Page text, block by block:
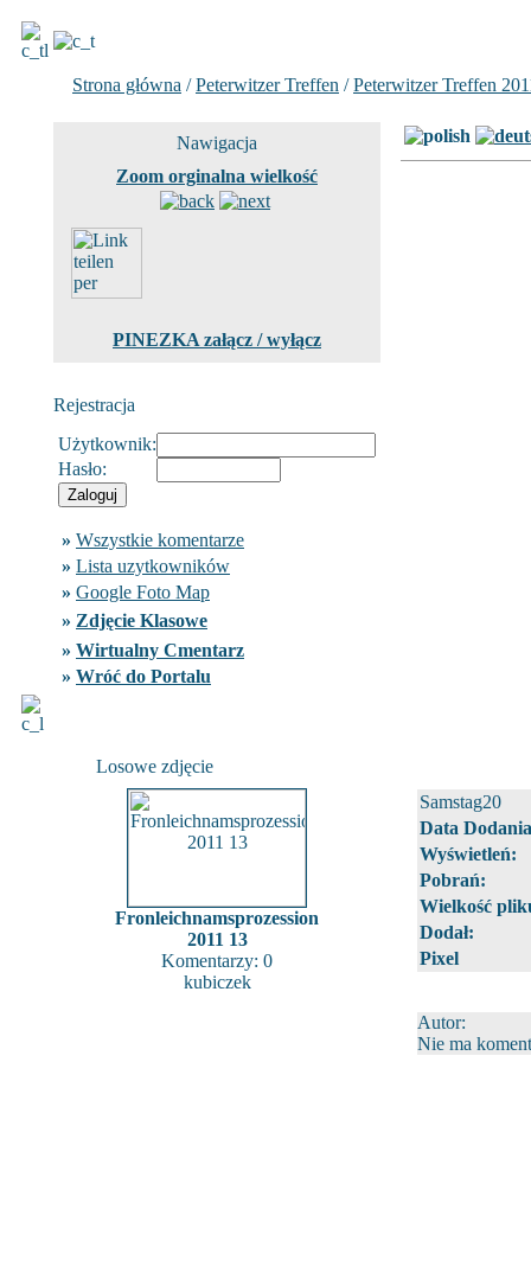
Strona główna /Peterwitzer Treffen /Peterwitzer Treffen
Nawigacja
Zoom orginalna wielkość
PINEZKA załącz / wyłącz
Rejestracja
Użytkownik:
Hasło:
» Wszystkie komentarze
» Lista uzytkowników
» Google Foto Map
» Zdjęcie Klasowe
» Wirtualny Cmentarz
» Wróć do Portalu
Losowe zdjęcie
Fronleichnamsprozession
2011 13
Komentarzy: 0
kubiczek
Samstag20
Data
Wyświetleń:
Pobrań:
Wielkość
Dodał:
Pixel
Autor:
Nie ma